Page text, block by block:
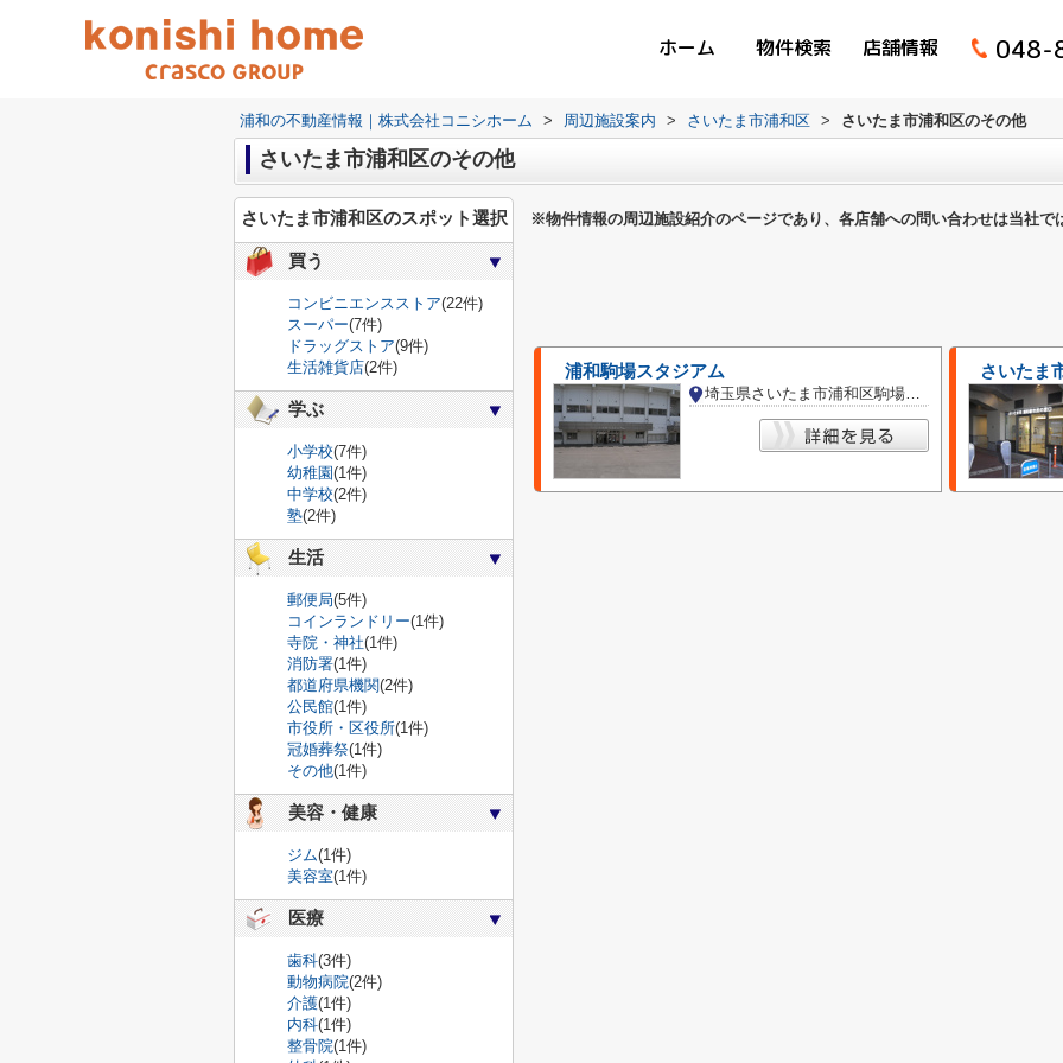
ホーム 物件検索 店舗情報 048-
浦和の不動産情報｜株式会社コニシホーム > 周辺施設案内 > さいたま市浦和区 > さいたま市浦和区のその他
さいたま市浦和区のその他
※物件情報の周辺施設紹介のページであり、各店舗への問い合わせは当社で
浦和駒場スタジアム
埼玉県さいたま市浦和区駒場２丁目
さいたま市浦和区のスポット選択
買う
コンビニエンスストア(22件)
スーパー(7件)
ドラッグストア(9件)
生活雑貨店(2件)
学ぶ
小学校(7件)
幼稚園(1件)
中学校(2件)
塾(2件)
生活
郵便局(5件)
コインランドリー(1件)
寺院・神社(1件)
消防署(1件)
都道府県機関(2件)
公民館(1件)
市役所・区役所(1件)
冠婚葬祭(1件)
その他(1件)
美容・健康
ジム(1件)
美容室(1件)
医療
歯科(3件)
動物病院(2件)
介護(1件)
内科(1件)
整骨院(1件)